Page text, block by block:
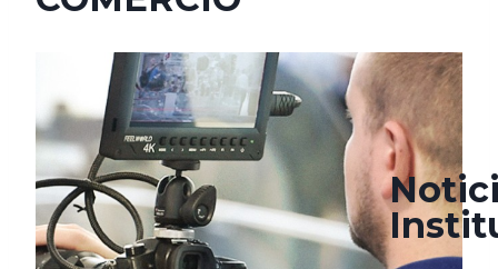
diciembre 13, 2021enero 27, 2022